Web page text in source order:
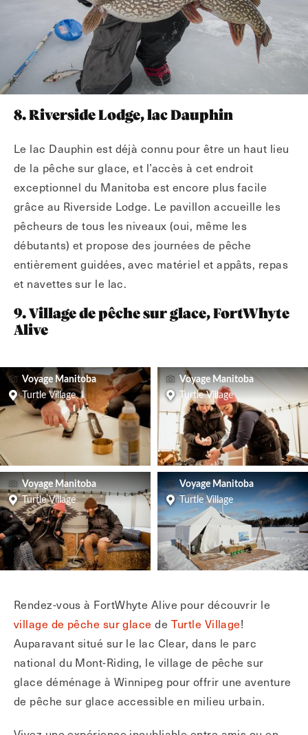
8. Riverside Lodge, lac Dauphin
Le lac Dauphin est déjà connu pour être un haut lieu
de la pêche sur glace, et l’accès à cet endroit
exceptionnel du Manitoba est encore plus facile
grâce au Riverside Lodge. Le pavillon accueille les
pêcheurs de tous les niveaux (oui, même les
débutants) et propose des journées de pêche
entièrement guidées, avec matériel et appâts, repas
et navettes sur le lac.
9. Village de pêche sur glace, FortWhyte
Alive
Voyage Manitoba
Turtle Village
Voyage Manitoba
Turtle Village
Voyage Manitoba
Turtle Village
Voyage Manitoba
Turtle Village
Rendez-vous à FortWhyte Alive pour découvrir le
village de pêche sur glace de Turtle Village!
Auparavant situé sur le lac Clear, dans le parc
national du Mont-Riding, le village de pêche sur
glace déménage à Winnipeg pour offrir une aventure
de pêche sur glace accessible en milieu urbain.